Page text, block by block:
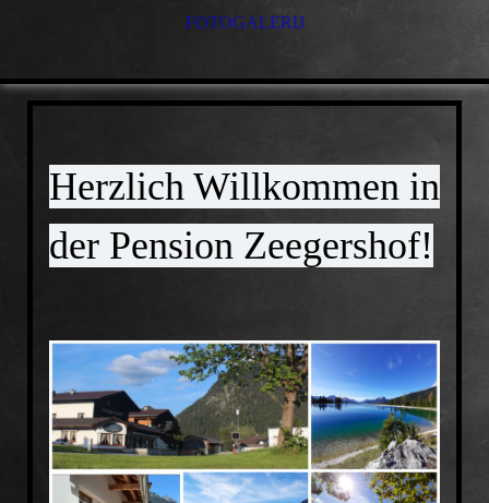
UMGEBUNG
ONS PENSION
RESERVERINGEN
FOTOGALERIJ
Herzlich Willkommen in
der Pension Zeegershof!